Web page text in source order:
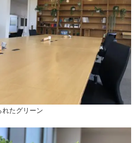
れたグリーン